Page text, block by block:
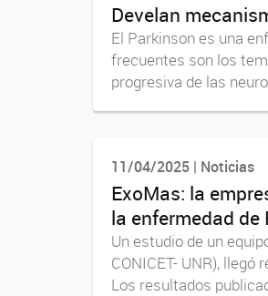
Develan
El Parkinson es una
frecuentes son los
progresiva de las
11/04/2025 | Noticias
ExoMas: la
la enfermedad de
Un estudio de un
CONICET- UNR),
Los resultados